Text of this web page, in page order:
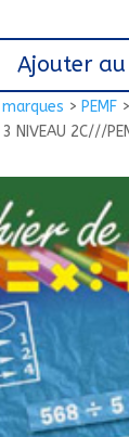
marques > PEMF>
3 NIVEAU 2C///
Ajouter